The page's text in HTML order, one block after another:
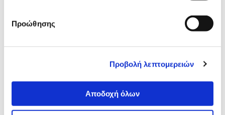
Προώθησης
Προβολή λεπτομερειών
Αποδοχή όλων
Sentio Στυλό Διαρκείας Με
4,69€
Sentio Στυλό Διαρκείας
2,49€